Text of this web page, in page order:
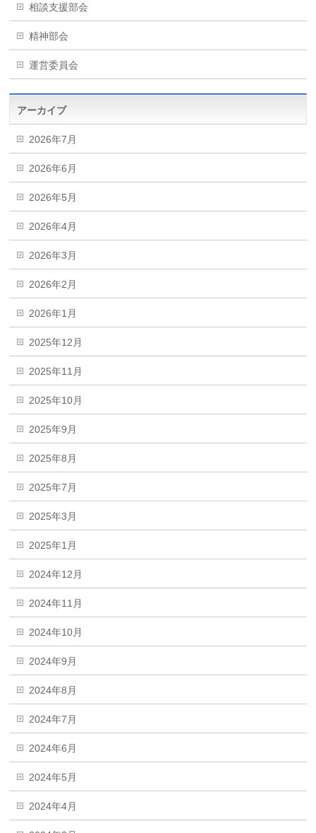
相談支援部会
精神部会
運営委員会
アーカイブ
2026年7月
2026年6月
2026年5月
2026年4月
2026年3月
2026年2月
2026年1月
2025年12月
2025年11月
2025年10月
2025年9月
2025年8月
2025年7月
2025年3月
2025年1月
2024年12月
2024年11月
2024年10月
2024年9月
2024年8月
2024年7月
2024年6月
2024年5月
2024年4月